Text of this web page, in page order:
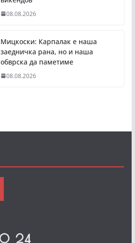
08.08.2026
Мицкоски: Карпалак е наша
заедничка рана, но и наша
обврска да паметиме
08.08.2026